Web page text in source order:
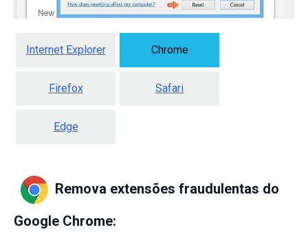
Internet Explorer Chrome
Firefox Safari
Edge
Remova extensões fraudulentas do
Google Chrome: